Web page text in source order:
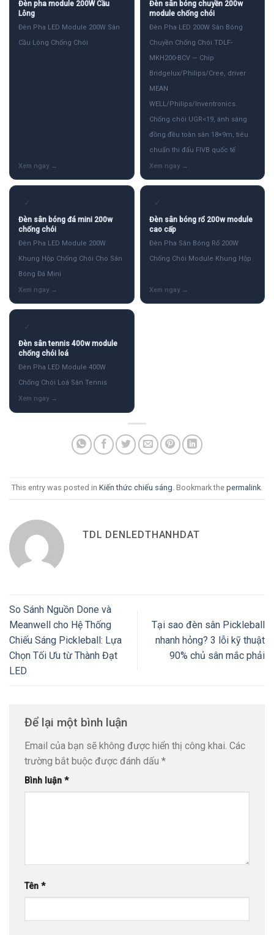
Đèn pha module 200W Cầu
Lông
Đèn Pha LED Module 200W Sân
Cầu Lông Chống Chói
Đèn sân bóng chuyền 200w
module chống chói
Đèn Pha LED 200W Sân Bóng
Chuyền Chống Chói TDLF-
MKH200-BCV — Chip
Bridgelux/Philips/Cree, driver
MEAN
WELL/Philips/Inventronics.
Chống chói UGR<19, ánh sáng
đồng đều toàn sân 18×9m, tiêu
chuẩn thi đấu FIVB quốc tế
✓
Đèn sân bóng đá mini 200w
chống chói
Đèn Pha LED Module 200W
Khung Hộp Chống Chói Cho Sân
Bóng Đá Mini
✓
Đèn sân bóng rổ 200w module
cao cấp
Đèn Pha Sân Bóng Rổ 200W
Chống Chói Module Khung Hộp
✓
Đèn sân tennis 400w module
chống chói loá
Đèn Pha LED Module 400W
Chống Chói Loá Sân Tennis
This entry was posted in Kiến thức chiếu sáng. Bookmark the permalink.
TDL DENLEDTHANHDAT
So Sánh Nguồn Done và
Meanwell cho Hệ Thống
Chiếu Sáng Pickleball: Lựa
Chọn Tối Ưu từ Thành Đạt
LED
Tại sao đèn sân Pickleball
nhanh hỏng? 3 lỗi kỹ thuật
90% chủ sân mắc phải
Để lại một bình luận
Email của bạn sẽ không được hiển thị công khai. Các
trường bắt buộc được đánh dấu *
Bình luận *
Tên *